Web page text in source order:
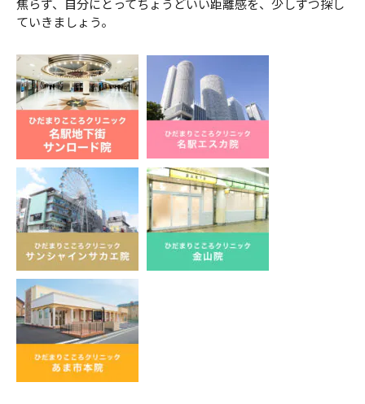
焦らず、自分にとってちょうどいい距離感を、少しずつ探し
ていきましょう。